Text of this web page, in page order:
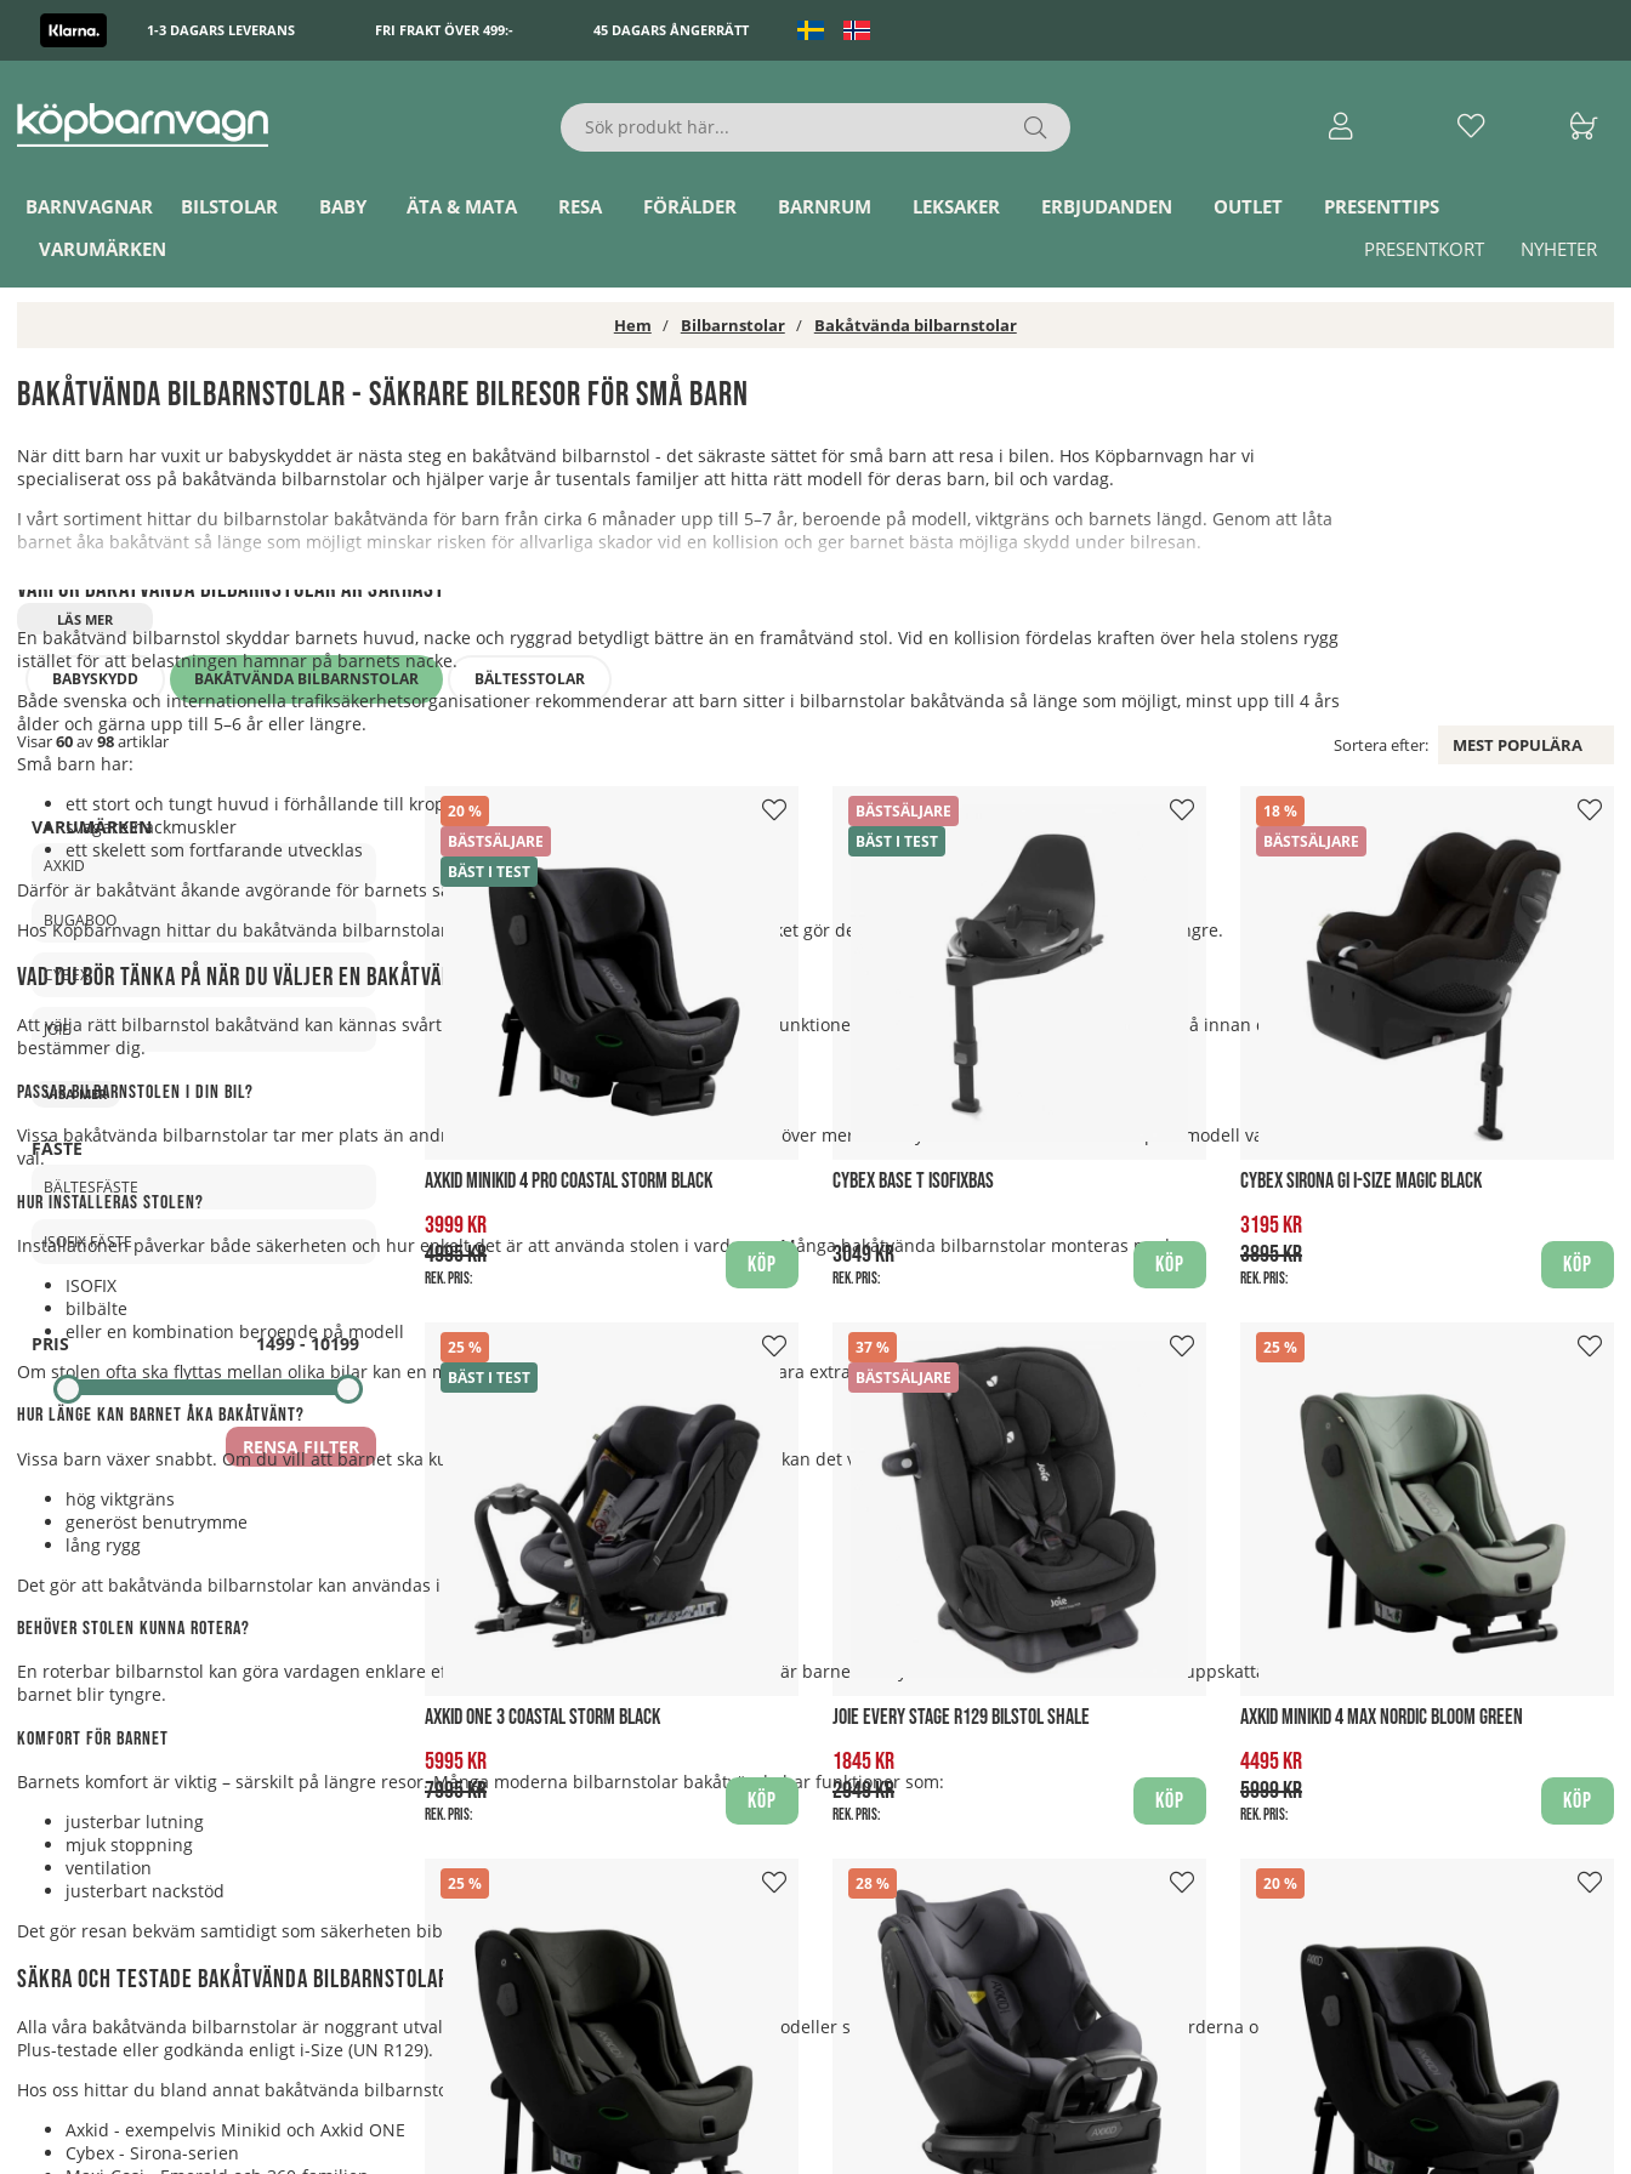
1-3 DAGARS LEVERANS FRI FRAKT ÖVER 499:- 45 DAGARS ÅNGERRÄTT
BARNVAGNAR BILSTOLAR BABY ÄTA & MATA RESA FÖRÄLDER BARNRUM LEKSAKER ERBJUDANDEN OUTLET
PRESENTTIPS
VARUMÄRKEN
NYHETER
PRESENTKORT
Hem Bilbarnstolar Bakåtvända bilbarnstolar
Bakåtvända bilbarnstolar - säkrare bilresor för små barn
När ditt barn har vuxit ur babyskyddet är nästa steg en bakåtvänd bilbarnstol - det säkraste sättet för små barn att resa i bilen. Hos Köpbarnvagn har vi
specialiserat oss på bakåtvända bilbarnstolar och hjälper varje år tusentals familjer att hitta rätt modell för deras barn, bil och vardag.
I vårt sortiment hittar du bilbarnstolar bakåtvända för barn från cirka 6 månader upp till 5–7 år, beroende på modell, viktgräns och barnets längd. Genom att låta
barnet åka bakåtvänt så länge som möjligt minskar risken för allvarliga skador vid en kollision och ger barnet bästa möjliga skydd under bilresan.
Varför bakåtvända bilbarnstolar är säkrast
En bakåtvänd bilbarnstol skyddar barnets huvud, nacke och ryggrad betydligt bättre än en framåtvänd stol. Vid en kollision fördelas kraften över hela stolens rygg
istället för att belastningen hamnar på barnets nacke.
Både svenska och internationella trafiksäkerhetsorganisationer rekommenderar att barn sitter i bilbarnstolar bakåtvända så länge som möjligt, minst upp till 4 års
ålder och gärna upp till 5–6 år eller längre.
Små barn har:
ett stort och tungt huvud i förhållande till kroppen
svagare nackmuskler
ett skelett som fortfarande utvecklas
Därför är bakåtvänt åkande avgörande för barnets säkerhet under de första åren i bilen.
Hos Köpbarnvagn hittar du bakåtvända bilbarnstolar godkända upp till 25 kg eller 125 cm, vilket gör det möjligt för barnet att sitta bakåtvänt längre.
Vad du bör tänka på när du väljer en bakåtvänd bilbarnstol
Att välja rätt bilbarnstol bakåtvänd kan kännas svårt eftersom det finns många modeller och funktioner. Här är några viktiga faktorer att tänka på innan du
bestämmer dig.
Passar bilbarnstolen i din bil?
Vissa bakåtvända bilbarnstolar tar mer plats än andra. Har ni flera barnstolar i bilen eller behöver mer benutrymme fram kan en mer kompakt modell vara ett bra
val.
Hur installeras stolen?
Installationen påverkar både säkerheten och hur enkelt det är att använda stolen i vardagen. Många bakåtvända bilbarnstolar monteras med:
ISOFIX
bilbälte
eller en kombination beroende på modell
Om stolen ofta ska flyttas mellan olika bilar kan en modell med snabb och tydlig installation vara extra praktisk.
Hur länge kan barnet åka bakåtvänt?
Vissa barn växer snabbt. Om du vill att barnet ska kunna sitta bakåtvänt så länge som möjligt kan det vara klokt att välja en stol med:
hög viktgräns
generöst benutrymme
lång rygg
Det gör att bakåtvända bilbarnstolar kan användas i flera år.
Behöver stolen kunna rotera?
En roterbar bilbarnstol kan göra vardagen enklare eftersom stolen kan vridas mot bildörren när barnet ska lyftas i eller ur bilen. Det är särskilt uppskattat när
barnet blir tyngre.
Komfort för barnet
Barnets komfort är viktig – särskilt på längre resor. Många moderna bilbarnstolar bakåtvända har funktioner som:
justerbar lutning
mjuk stoppning
ventilation
justerbart nackstöd
Det gör resan bekväm samtidigt som säkerheten bibehålls.
Säkra och testade bakåtvända bilbarnstolar
Alla våra bakåtvända bilbarnstolar är noggrant utvalda av våra bilstolsexperter. Vi erbjuder modeller som uppfyller de senaste säkerhetsstandarderna och ofta är
Plus-testade eller godkända enligt i-Size (UN R129).
Hos oss hittar du bland annat bakåtvända bilbarnstolar från välkända varumärken som:
Axkid - exempelvis Minikid och Axkid ONE
Cybex - Sirona-serien
BABYSKYDD BAKÅTVÄNDA BILBARNSTOLAR BÄLTESSTOLAR
Visar60av98artiklar Sortera efter: MEST POPULÄRA
VARUMÄRKEN
AXKID
BUGABOO
CYBEX
JOIE
VISA MER
FÄSTE
BÄLTESFÄSTE
ISOFIX FÄSTE
PRIS 1499 - 10199
RENSA FILTER
20
BÄSTSÄLJARE
BÄST I TEST
AXKID MINIKID 4 PRO COASTAL STORM BLACK
3999 kr
4995 kr
Rek. pris:
Köp
BÄSTSÄLJARE
BÄST I TEST
CYBEX BASE T ISOFIXBAS
3049 kr
Rek. pris:
Köp
18
BÄSTSÄLJARE
CYBEX SIRONA GI I-SIZE MAGIC BLACK
3195 kr
3895 kr
Rek. pris:
Köp
25
BÄST I TEST
AXKID ONE 3 COASTAL STORM BLACK
5995 kr
7995 kr
Rek. pris:
Köp
37
BÄSTSÄLJARE
JOIE EVERY STAGE R129 BILSTOL SHALE
1845 kr
2949 kr
Rek. pris:
Köp
25
AXKID MINIKID 4 MAX NORDIC BLOOM GREEN
4495 kr
5999 kr
Rek. pris:
Köp
25 28 20